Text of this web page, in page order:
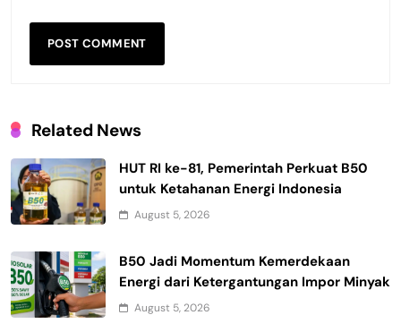
Related News
HUT RI ke-81, Pemerintah Perkuat B50
untuk Ketahanan Energi Indonesia
August 5, 2026
B50 Jadi Momentum Kemerdekaan
Energi dari Ketergantungan Impor Minyak
August 5, 2026